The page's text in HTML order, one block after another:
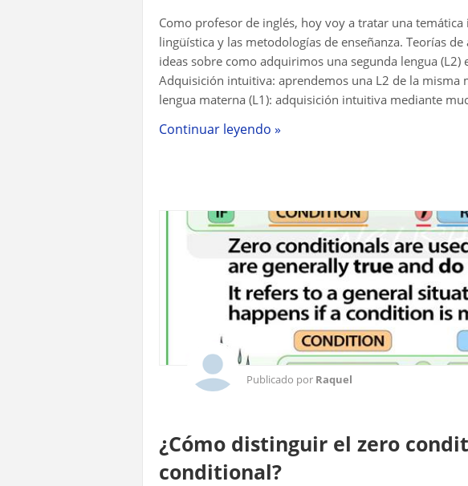
Como profesor de inglés, hoy voy a tratar una
lingüística y las metodologías de enseñanza. Teorías
ideas sobre como adquirimos una segunda lengua (L2)
Adquisición intuitiva: aprendemos una L2 de la misma
lengua materna (L1): adquisición intuitiva mediante
Continuar leyendo »
Publicado por Raquel
¿Cómo distinguir el zero
conditional?